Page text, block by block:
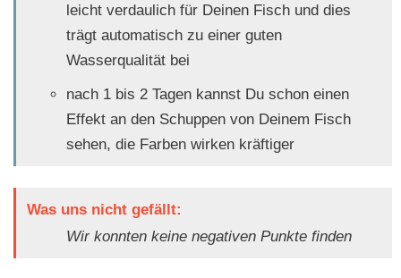
leicht verdaulich für Deinen Fisch und dies
trägt automatisch zu einer guten
Wasserqualität bei
nach 1 bis 2 Tagen kannst Du schon einen
Effekt an den Schuppen von Deinem Fisch
sehen, die Farben wirken kräftiger
Was uns nicht gefällt:
Wir konnten keine negativen Punkte finden